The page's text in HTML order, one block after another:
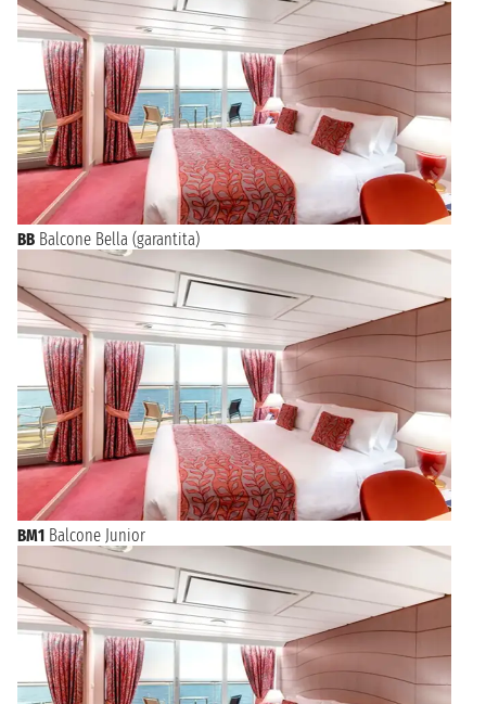
BB Balcone Bella (garantita)
BM1 Balcone Junior